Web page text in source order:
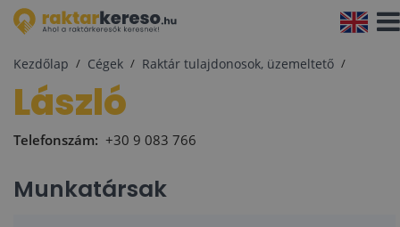
Kezdőlap Cégek Raktár tulajdonosok, üzemeltető
László
Telefonszám: +30 9 083 766
Munkatársak